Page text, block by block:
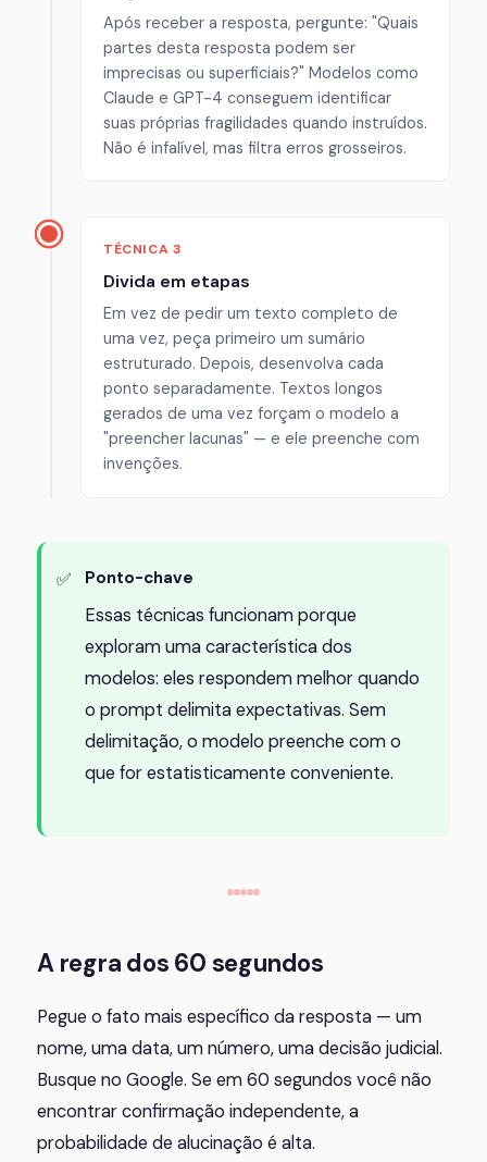
Após receber a resposta, pergunte: "Quais
partes desta resposta podem ser
imprecisas ou superficiais?" Modelos como
Claude e GPT-4 conseguem identificar
suas próprias fragilidades quando instruídos.
Não é infalível, mas filtra erros grosseiros.
TÉCNICA 3
Divida em etapas
Em vez de pedir um texto completo de
uma vez, peça primeiro um sumário
estruturado. Depois, desenvolva cada
ponto separadamente. Textos longos
gerados de uma vez forçam o modelo a
"preencher lacunas" — e ele preenche com
invenções.
Ponto-chave
Essas técnicas funcionam porque
exploram uma característica dos
modelos: eles respondem melhor quando
o prompt delimita expectativas. Sem
delimitação, o modelo preenche com o
que for estatisticamente conveniente.
A regra dos 60 segundos
Pegue o fato mais específico da resposta — um
nome, uma data, um número, uma decisão judicial.
Busque no Google. Se em 60 segundos você não
encontrar confirmação independente, a
probabilidade de alucinação é alta.